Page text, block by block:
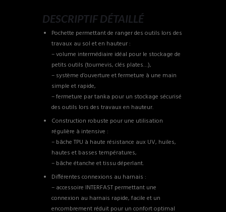
DESCRIPTIF DÉTAILLÉ
Pochette permettant de ranger des outils lors des
travaux au sol et en hauteur :
– volume intermédiaire idéal pour le stockage de
petits outils (tournevis, clés plates…),
– système d’ouverture et fermeture à une main
simple et rapide,
– fermeture par tanka pour un stockage sécurisé
des outils lors des travaux en hauteur.
Construction robuste pour une utilisation
régulière à intensive :
– bâche TPU à haute résistance aux UV, huiles,
hautes et basses températures,
– bâche étanche et tissu déperlant.
Différentes connexions au harnais :
– accessoire INTERFAST permettant une
connexion au harnais rapide, facile et un
encombrement réduit pour un confort optimal